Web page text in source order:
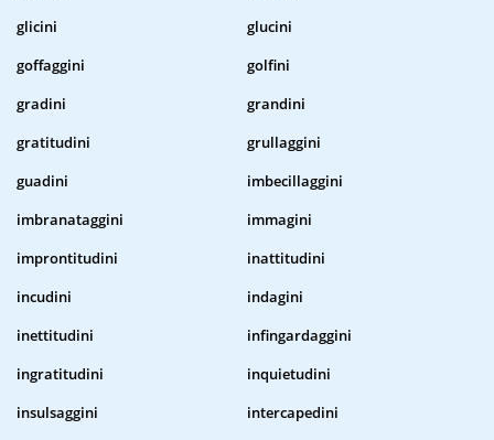
glicini
glucini
goffaggini
golfini
gradini
grandini
gratitudini
grullaggini
guadini
imbecillaggini
imbranataggini
immagini
improntitudini
inattitudini
incudini
indagini
inettitudini
infingardaggini
ingratitudini
inquietudini
insulsaggini
intercapedini